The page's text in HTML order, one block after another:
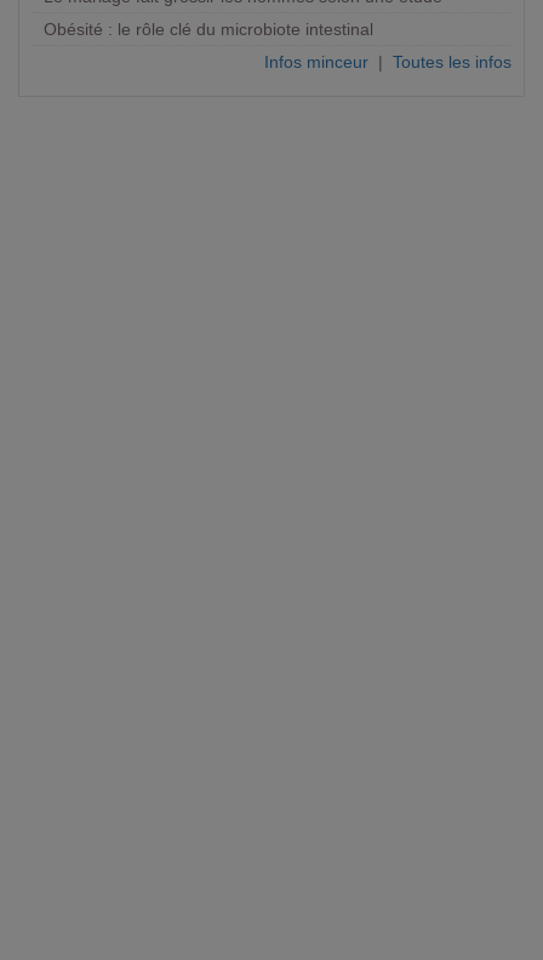
Obésité : le rôle clé du microbiote intestinal
Infos minceur | Toutes les infos